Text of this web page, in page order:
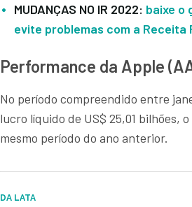
MUDANÇAS NO IR 2022: baixe o
evite problemas com a
Performance da Apple
No período compreendido entre
lucro líquido de US$ 25,01 bilhões,
mesmo período do ano anterior.
DA LATA